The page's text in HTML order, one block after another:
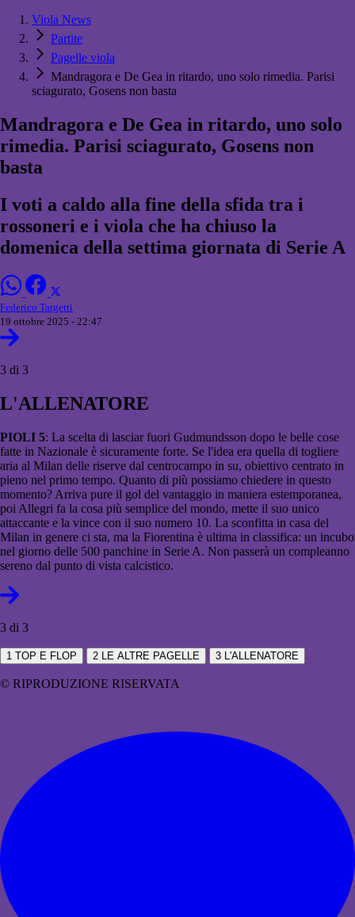
Viola News
Partite
Pagelle viola
Mandragora e De Gea in ritardo, uno solo rimedia. Parisi
sciagurato, Gosens non basta
Mandragora e De Gea in ritardo, uno solo
rimedia. Parisi sciagurato, Gosens non
basta
I voti a caldo alla fine della sfida tra i
rossoneri e i viola che ha chiuso la
domenica della settima giornata di Serie A
Federico Targetti
19 ottobre 2025 - 22:47
3 di 3
L'ALLENATORE
PIOLI 5: La scelta di lasciar fuori Gudmundsson dopo le belle cose
fatte in Nazionale è sicuramente forte. Se l'idea era quella di togliere
aria al Milan delle riserve dal centrocampo in su, obiettivo centrato in
pieno nel primo tempo. Quanto di più possiamo chiedere in questo
momento? Arriva pure il gol del vantaggio in maniera estemporanea,
poi Allegri fa la cosa più semplice del mondo, mette il suo unico
attaccante e la vince con il suo numero 10. La sconfitta in casa del
Milan in genere ci sta, ma la Fiorentina è ultima in classifica: un incubo
nel giorno delle 500 panchine in Serie A. Non passerà un compleanno
sereno dal punto di vista calcistico.
3 di 3
1 TOP E FLOP 2 LE ALTRE PAGELLE 3 L'ALLENATORE
© RIPRODUZIONE RISERVATA